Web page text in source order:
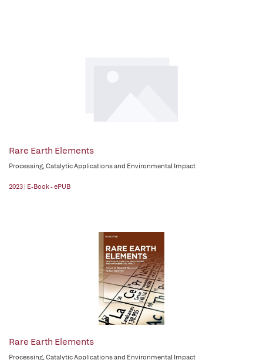
Rare Earth Elements
Processing, Catalytic Applications and Environmental Impact
2023 | E-Book - ePUB
Rare Earth Elements
Processing, Catalytic Applications and Environmental Impact